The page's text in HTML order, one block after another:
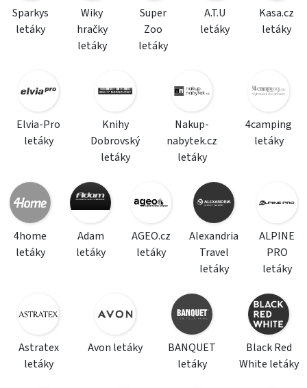
Sparkys
letáky
Wiky
hračky
letáky
Super
Zoo
letáky
A.T.U
letáky
Kasa.cz
letáky
Elvia-Pro
letáky
Knihy
Dobrovský
letáky
Nakup-
nabytek.cz
letáky
4camping
letáky
4home
letáky
Adam
letáky
AGEO.cz
letáky
Alexandria
Travel
letáky
ALPINE
PRO
letáky
Astratex
letáky
Avon letáky
BANQUET
letáky
Black Red
White letáky